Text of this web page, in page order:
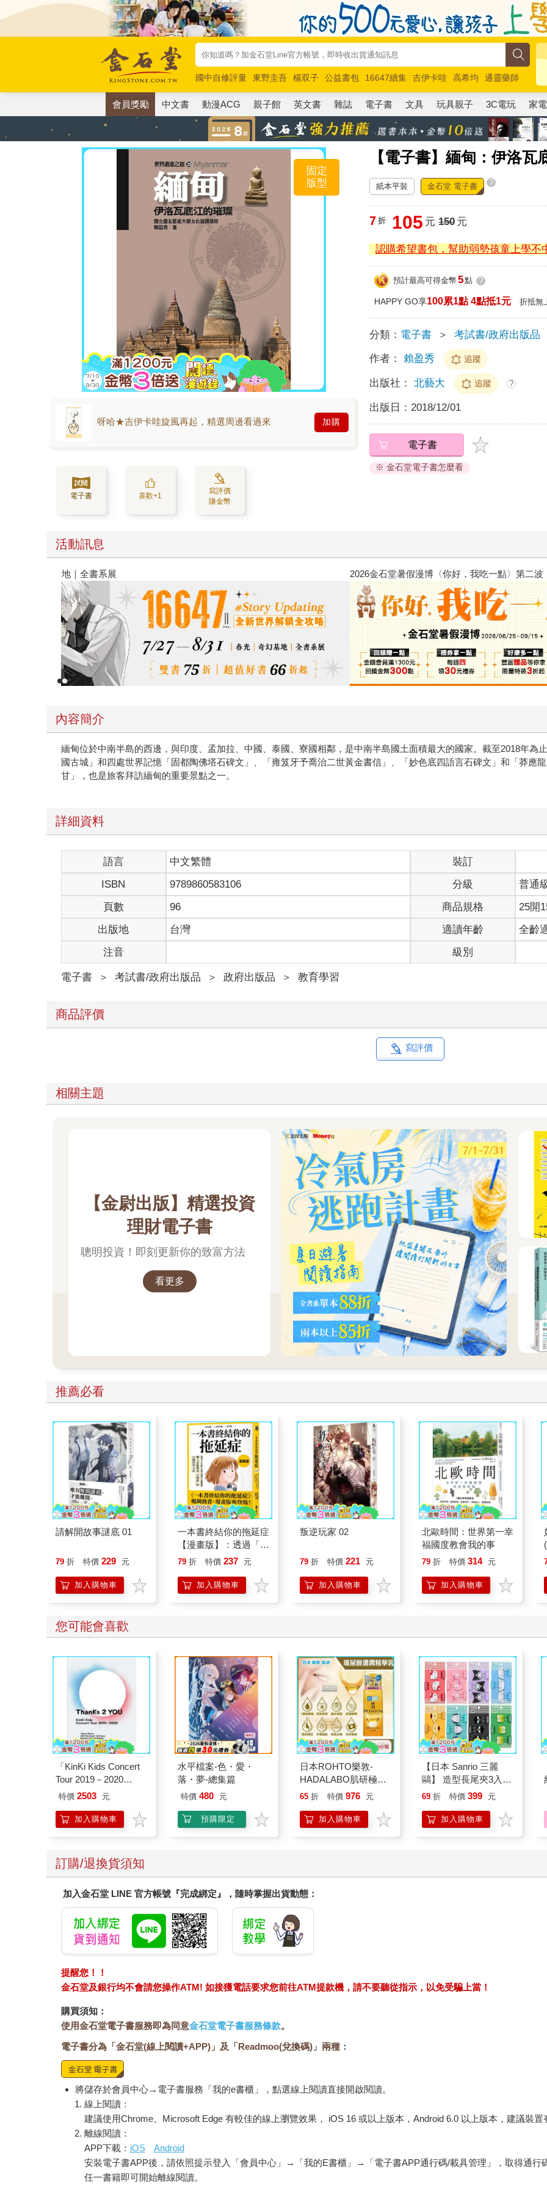
國中自修評量 東野圭吾 楊双子 公益書包 16647續集 吉伊卡哇 高希均
通靈藥師
唯紅花綻放
奧德賽 路邊攤新作 馬斯克 玩具總動員5 超慢跑
會員獎勵 中文書 動漫ACG 親子館 英文書 雜誌 電子書 文具 玩具親子 3C電玩 家電
【電子書】緬甸：伊洛瓦
固定
版型
呀哈★吉伊卡哇旋風再起，精選周邊看過來 加購
電子書 喜歡+1
寫評價
賺金幣
紙本平裝 金石堂 電子書 ?
7 折 105 元 150元
認購希望書包，幫助弱勢孩童上學不
預計最高可得金幣 5點 ?
HAPPY GO享100累1點 4點抵1元 折抵無
分類： 電子書 ＞ 考試書/政府出版品
作者： 賴盈秀 追蹤
出版社： 北藝大 追蹤 ?
出版日： 2018/12/01
電子書
※ 金石堂電子書怎麼看
活動訊息
春光ｘ奇幻基地｜全書系展 2026金石堂暑假漫博〈你好，我
內容簡介
緬甸位於中南半島的西邊，與印度、孟加拉、中國、泰國、寮國相鄰，是中南半島國土面積最大的國家。截至2018年為
國古城」和四處世界記憶「固都陶佛塔石碑文」、「雍笈牙予喬治二世黃金書信」、「妙色底四語言石碑文」和「莽應
甘」，也是旅客拜訪緬甸的重要景點之一。
詳細資料
語言 中文繁體
裝訂
ISBN
9789860583106 分級
普通
頁數
96 商品規格
25開
出版地
台灣 適讀年齡
全齡
注音
級別
電子書 ＞ 考試書/政府出版品 ＞ 政府出版品 ＞ 教育學習
商品評價
寫評價
相關主題
【金尉出版】精選投資
理財電子書
聰明投資！即刻更新你的致富方法
看更多
推薦必看
請解開故事謎底 01
79 折 特價 229 元
加入購物車
一本書終結你的拖延症
【漫畫版】：透過「小
行動」打開大腦的行動
「行動派」的37個科
學方法
79 折 特價 237 元
加入購物車
叛逆玩家 02
79 折 特價 221 元
加入購物車
北歐時間：世界第一幸
福國度教會我的事
79 折 特價 314 元
加入購物車
您可能會喜歡
「KinKi Kids Concert
Tour 2019－2020
ThanKs 2 YOU」DVD
特價 2503 元
加入購物車
水平檔案-色・愛・
落・夢-總集篇
特價 480 元
預購限定
日本ROHTO樂敦-
HADALABO肌研極潤
金緻7重玻尿酸高效保
140ml/金瓶(Premium
臉部肌膚護理乳霜,素
65 折 特價 976 元
加入購物車
【日本 Sanrio 三麗
鷗】 造型長尾夾3入組
(8款可選) 凱蒂貓 Hello
企鵝
69 折 特價 399 元
加入購物車
訂購/退換貨須知
加入金石堂 LINE 官方帳號『完成綁定』，隨時掌握出貨動態：
提醒您！！
金石堂及銀行均不會請您操作ATM! 如接獲電話要求您前往ATM提款機，請不要聽從指示，以免受騙上當！
購買須知：
使用金石堂電子書服務即為同意金石堂電子書服務條款。
電子書分為「金石堂(線上閱讀+APP)」及「Readmoo(兌換碼)」兩種：
將儲存於會員中心→電子書服務「我的e書櫃」，點選線上閱讀直接開啟閱讀。
線上閱讀：
建議使用Chrome、Microsoft Edge 有較佳的線上瀏覽效果， iOS 16 或以上版本，Android 6.0 以上版本，建議裝置
離線閱讀：
APP下載： iOS
Android
安裝電子書APP後，請依照提示登入「會員中心」→「我的E書櫃」→「電子書APP通行碼/載具管理」，取得通行
任一書籍即可開始離線閱讀。